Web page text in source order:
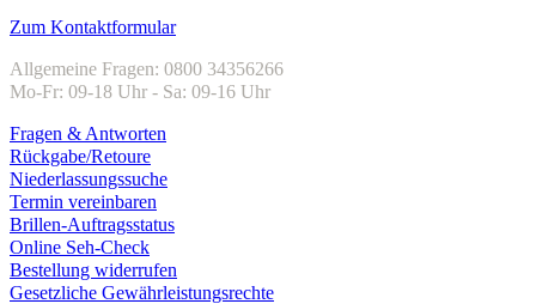
Zum Kontaktformular
Allgemeine Fragen: 0800 34356266
Mo-Fr: 09-18 Uhr - Sa: 09-16 Uhr
Fragen & Antworten
Rückgabe/Retoure
Niederlassungssuche
Termin vereinbaren
Brillen-Auftragsstatus
Online Seh-Check
Bestellung widerrufen
Gesetzliche Gewährleistungsrechte